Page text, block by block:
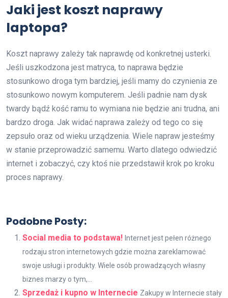
Jaki jest koszt naprawy
laptopa?
Koszt naprawy zależy tak naprawdę od konkretnej usterki.
Jeśli uszkodzona jest matryca, to naprawa będzie
stosunkowo droga tym bardziej, jeśli mamy do czynienia ze
stosunkowo nowym komputerem. Jeśli padnie nam dysk
twardy bądź kość ramu to wymiana nie będzie ani trudna, ani
bardzo droga. Jak widać naprawa zależy od tego co się
zepsuło oraz od wieku urządzenia. Wiele napraw jesteśmy
w stanie przeprowadzić samemu. Warto dlatego odwiedzić
internet i zobaczyć, czy ktoś nie przedstawił krok po kroku
proces naprawy.
Podobne Posty:
Social media to podstawa! Internet jest pełen różnego
rodzaju stron internetowych gdzie można zareklamować
swoje usługi i produkty. Wiele osób prowadzących własny
biznes marzy o tym,...
Sprzedaż i kupno w Internecie Zakupy w Internecie stały